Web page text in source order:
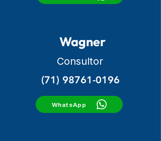
Wagner
Consultor
(71) 98761-0196
WhatsApp